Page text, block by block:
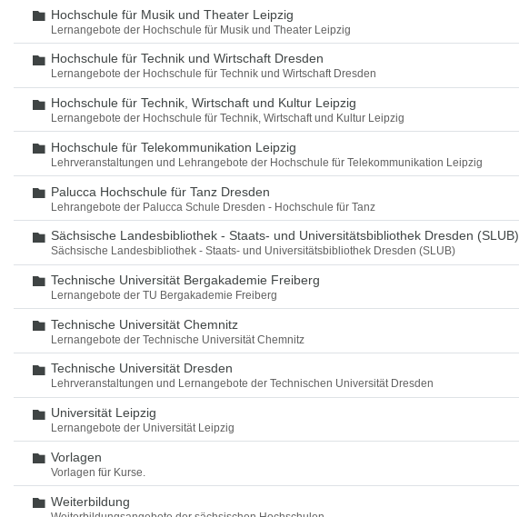
Ordner
Hochschule für Musik und Theater Leipzig
Lernangebote der Hochschule für Musik und Theater Leipzig
Ordner
Hochschule für Technik und Wirtschaft Dresden
Lernangebote der Hochschule für Technik und Wirtschaft Dresden
Ordner
Hochschule für Technik, Wirtschaft und Kultur Leipzig
Lernangebote der Hochschule für Technik, Wirtschaft und Kultur Leipzig
Ordner
Hochschule für Telekommunikation Leipzig
Lehrveranstaltungen und Lehrangebote der Hochschule für Telekommunikation Leipzig
Ordner
Palucca Hochschule für Tanz Dresden
Lehrangebote der Palucca Schule Dresden - Hochschule für Tanz
Ordner
Sächsische Landesbibliothek - Staats- und Universitätsbibliothek Dresden (SLUB)
Sächsische Landesbibliothek - Staats- und Universitätsbibliothek Dresden (SLUB)
Ordner
Technische Universität Bergakademie Freiberg
Lernangebote der TU Bergakademie Freiberg
Ordner
Technische Universität Chemnitz
Lernangebote der Technische Universität Chemnitz
Ordner
Technische Universität Dresden
Lehrveranstaltungen und Lernangebote der Technischen Universität Dresden
Ordner
Universität Leipzig
Lernangebote der Universität Leipzig
Ordner
Vorlagen
Vorlagen für Kurse.
Ordner
Weiterbildung